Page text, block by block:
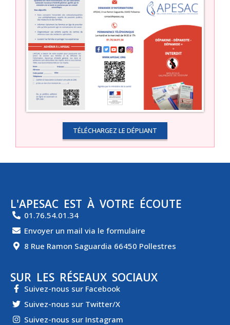
TÉLÉCHARGEZ LE DÉPLIANT
L'APESAC EST À VOTRE ÉCOUTE
01.76.54.01.34
Envoyer un mail via le formulaire
8 Rue Ramon Saguardia 66450 Pollestres
SUR LES RÉSEAUX SOCIAUX
Suivez-nous sur Facebook
Suivez-nous sur Twitter/X
Suivez-nous sur Instagram